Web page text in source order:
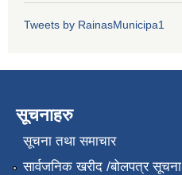
Tweets by RainasMunicipa1
सूचनाहरु
सूचना तथा समाचार
सार्वजनिक खरीद /बोलपत्र सूचना